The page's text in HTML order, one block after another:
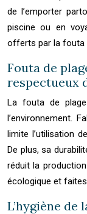
de l’emporter
piscine ou en
offerts par la fouta
Fouta de
respectueux
La fouta de
l’environnement.
limite l’utilisation
De plus, sa
réduit la
écologique et
L’hygiène de